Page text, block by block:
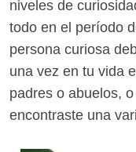
niveles de
todo en el período
persona curiosa
una vez en tu vida
padres o abuelos,
encontraste una